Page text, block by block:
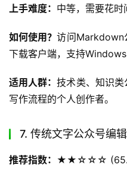
上手难度： 中等，需要花
如何使用？访问Markdown
下载客户端，支持
适用人群：技术类、知识
写作流程的个人创作者。
7. 传统文字公众号编
推荐指数： ★★☆☆☆ (65.4